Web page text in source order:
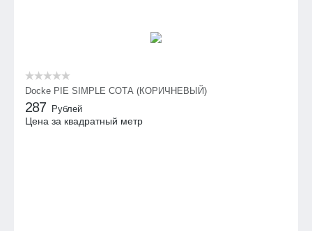
Docke PIE SIMPLE СОТА (КОРИЧНЕВЫЙ)
287 Рублей
Цена за квадратный метр